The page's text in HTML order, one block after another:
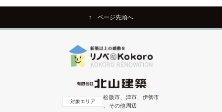
↑ ページ先頭へ
対象エリア
松阪市、津市、伊勢市
、その他周辺